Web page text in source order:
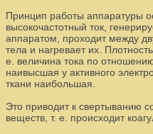
Принцип работы аппаратуры
высокочастотный ток,
аппаратом, проходит между
тела и нагревает их.
е. величина тока по
наивысшая у активного
ткани наибольшая.
Это приводит к свертыванию
веществ, т. е. происходит